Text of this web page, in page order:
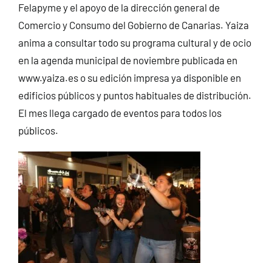
Felapyme y el apoyo de la dirección general de
Comercio y Consumo del Gobierno de Canarias. Yaiza
anima a consultar todo su programa cultural y de ocio
en la agenda municipal de noviembre publicada en
www.yaiza.es o su edición impresa ya disponible en
edificios públicos y puntos habituales de distribución.
El mes llega cargado de eventos para todos los
públicos.